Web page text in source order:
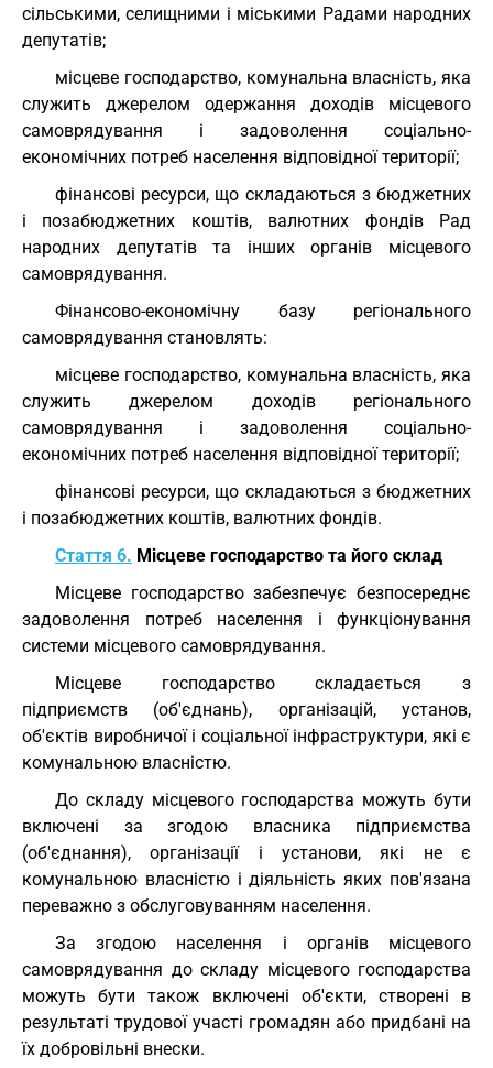
сільськими, селищними і міськими Радами народних
депутатів;
місцеве господарство, комунальна власність, яка
служить джерелом одержання доходів місцевого
самоврядування і задоволення соціально-
економічних потреб населення відповідної території;
фінансові ресурси, що складаються з бюджетних
і позабюджетних коштів, валютних фондів Рад
народних депутатів та інших органів місцевого
самоврядування.
Фінансово-економічну базу регіонального
самоврядування становлять:
місцеве господарство, комунальна власність, яка
служить джерелом доходів регіонального
самоврядування і задоволення соціально-
економічних потреб населення відповідної території;
фінансові ресурси, що складаються з бюджетних
і позабюджетних коштів, валютних фондів.
Стаття 6. Місцеве господарство та його склад
Місцеве господарство забезпечує безпосереднє
задоволення потреб населення і функціонування
системи місцевого самоврядування.
Місцеве господарство складається з
підприємств (об'єднань), організацій, установ,
об'єктів виробничої і соціальної інфраструктури, які є
комунальною власністю.
До складу місцевого господарства можуть бути
включені за згодою власника підприємства
(об'єднання), організації і установи, які не є
комунальною власністю і діяльність яких пов'язана
переважно з обслуговуванням населення.
За згодою населення і органів місцевого
самоврядування до складу місцевого господарства
можуть бути також включені об'єкти, створені в
результаті трудової участі громадян або придбані на
їх добровільні внески.